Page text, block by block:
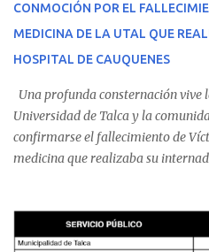
CONMOCIÓN POR EL
MEDICINA DE LA UTAL QUE
HOSPITAL DE CAUQUENES
Una profunda consternación vive
Universidad de Talca y la
confirmarse el fallecimiento de
medicina que realizaba su
malestares físicos. Dada la
equipo médico determinó su